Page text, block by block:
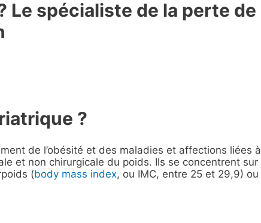
Le spécialiste de la perte de
?
de l’obésité et des maladies et affections liées à
et non chirurgicale du poids. Ils se concentrent sur
(body mass index, ou IMC, entre 25 et 29,9) ou